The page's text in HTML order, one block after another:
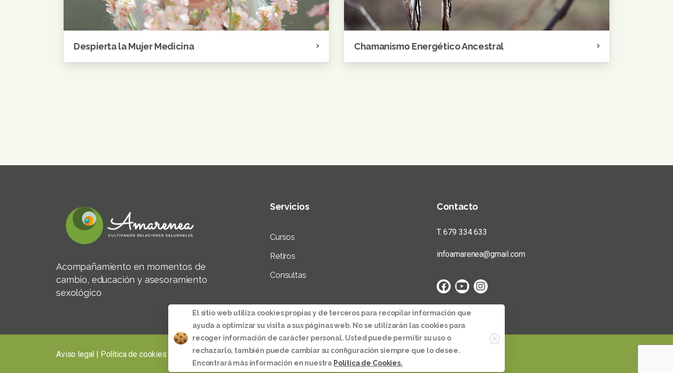
Despierta la Mujer Medicina Chamanismo Energético Ancestral
Acompañamiento en momentos de
cambio, educación y asesoramiento
sexológico
Servicios
Cursos
Retiros
Consultas
Contacto
T. 679 334 633
infoamarenea@gmail.com
Aviso legal | Política de cookies Política de protección de datos
El sitio web utiliza cookies propias y de terceros para recopilar información que
ayuda a optimizar su visita a sus páginas web. No se utilizarán las cookies para
recoger información de carácter personal. Usted puede permitir su uso o
rechazarlo, también puede cambiar su configuración siempre que lo desee.
Encontrará más información en nuestra Política de Cookies.